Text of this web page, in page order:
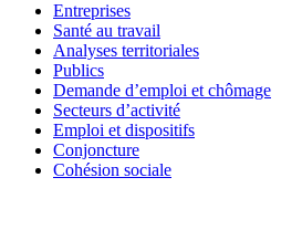
Entreprises
Santé au travail
Analyses territoriales
Publics
Demande d’emploi et chômage
Secteurs d’activité
Emploi et dispositifs
Conjoncture
Cohésion sociale